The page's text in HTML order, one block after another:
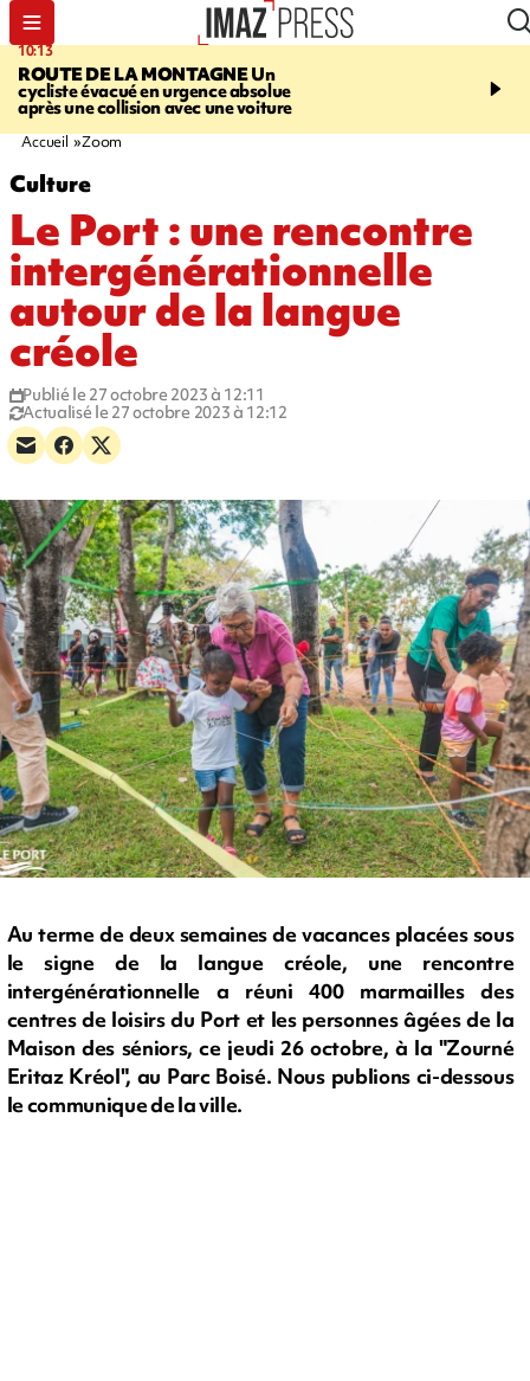
10:13
ROUTE DE LA MONTAGNEUn
cycliste évacué en urgence absolue
après une collision avec une voiture
12:23
peuvent éclater et
Accueil Zoom
Culture
Le Port : une rencontre
intergénérationnelle
autour de la langue
créole
Publié le 27 octobre 2023 à 12:11
Actualisé le 27 octobre 2023 à 12:12
Au terme de deux semaines de vacances placées sous
le signe de la langue créole, une rencontre
intergénérationnelle a réuni 400 marmailles des
centres de loisirs du Port et les personnes âgées de la
Maison des séniors, ce jeudi 26 octobre, à la "Zourné
Eritaz Kréol", au Parc Boisé. Nous publions ci-dessous
le communique de la ville.